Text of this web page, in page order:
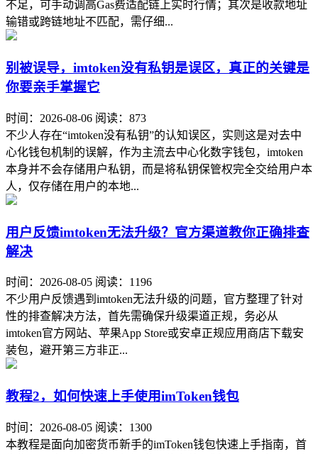
不足，可手动调高Gas费适配链上实时行情；其次是收款地址
输错或跨链地址不匹配，需仔细...
别被误导，imtoken没有私钥是误区，真正的关键是
你要亲手掌握它
时间：2026-08-06 阅读：873
不少人存在“imtoken没有私钥”的认知误区，实则这是对去中
心化钱包机制的误解，作为主流去中心化数字钱包，imtoken
本身并不会存储用户私钥，而是将私钥保管权完全交给用户本
人，仅存储在用户的本地...
用户反馈imtoken无法升级？官方渠道教你正确排查
解决
时间：2026-08-05 阅读：1196
不少用户反馈遇到imtoken无法升级的问题，官方整理了针对
性的排查解决方法，首先需确保升级渠道正规，务必从
imtoken官方网站、苹果App Store或安卓正规应用商店下载安
装包，避开第三方非正...
教程2，如何快速上手使用imToken钱包
时间：2026-08-05 阅读：1300
本教程是面向加密货币新手的imToken钱包快速上手指南，首